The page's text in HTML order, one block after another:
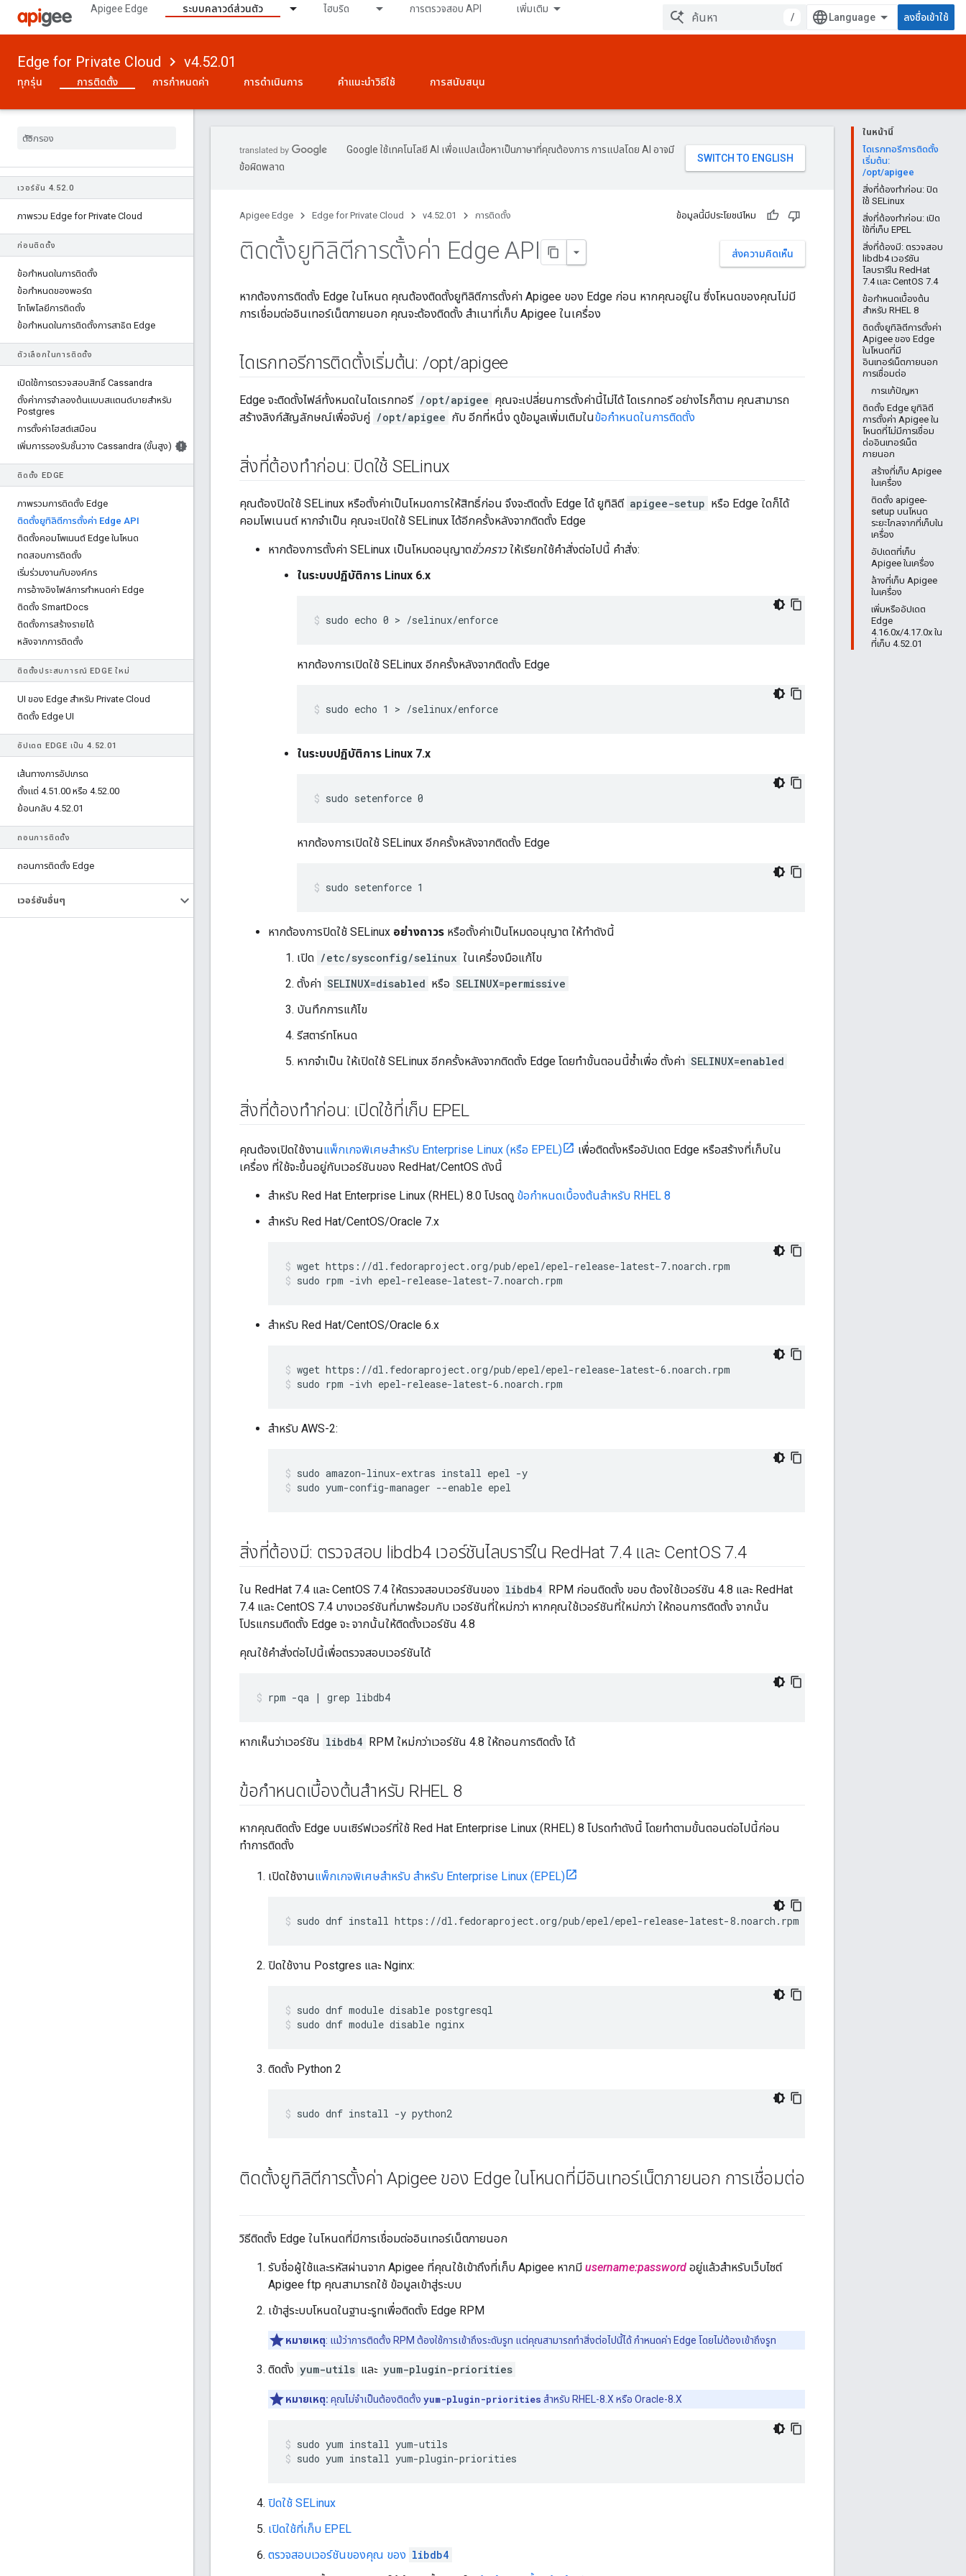
Apigee Edge ระบบคลาวด์ส่วนตัว ไฮบริด การตรวจสอบ API เพิ่มเติม
/ ลงชื่อเข้าใช้
Edge for Private Cloud v4.52.01
ทุกรุ่น การติดตั้ง การกำหนดค่า การดำเนินการ คำแนะนำวิธีใช้ การสนับสนุน
เวอร์ชัน 4. 52.0
ภาพรวม Edge for Private Cloud
ก่อนติดตั้ง
ข้อกําหนดในการติดตั้ง
ข้อกําหนดของพอร์ต
โทโพโลยีการติดตั้ง
ข้อกําหนดในการติดตั้งการสาธิต Edge
ตัวเลือกในการติดตั้ง
เปิดใช้การตรวจสอบสิทธิ์ Cassandra
ตั้งค่าการจําลองต้นแบบสแตนด์บายสําหรับ
Postgres
การตั้งค่าโฮสต์เสมือน
เพิ่มการรองรับชั้นวาง Cassandra (ขั้นสูง)
ติดตั้ง EDGE
ภาพรวมการติดตั้ง Edge
ติดตั้งยูทิลิตีการตั้งค่า Edge API
ติดตั้งคอมโพเนนต์ Edge ในโหนด
ทดสอบการติดตั้ง
เริ่มร่วมงานกับองค์กร
การอ้างอิงไฟล์การกําหนดค่า Edge
ติดตั้ง SmartDocs
ติดตั้งการสร้างรายได้
หลังจากการติดตั้ง
ติดตั้งประสบการณ์ EDGE ใหม่
UI ของ Edge สําหรับ Private Cloud
ติดตั้ง Edge UI
อัปเดต EDGE เป็น 4. 52.01
เส้นทางการอัปเกรด
ตั้งแต่ 4.51 .00 หรือ 4.52.00
ย้อนกลับ 4.52.01
ถอนการติดตั้ง
ถอนการติดตั้ง Edge
เวอร์ชันอื่นๆ
ในหน้านี้
ไดเรกทอรีการติดตั้ง
เริ่มต้น:
/opt/apigee
สิ่งที่ต้องทำก่อน: ปิด
ใช้ SELinux
สิ่งที่ต้องทำก่อน: เปิด
ใช้ที่เก็บ EPEL
สิ่งที่ต้องมี: ตรวจสอบ
libdb4 เวอร์ชัน
ไลบรารีใน RedHat
7.4 และ CentOS 7.4
ข้อกำหนดเบื้องต้น
สำหรับ RHEL 8
ติดตั้งยูทิลิตีการตั้งค่า
Apigee ของ Edge
ในโหนดที่มี
อินเทอร์เน็ตภายนอก
การเชื่อมต่อ
การแก้ปัญหา
ติดตั้ง Edge ยูทิลิตี
การตั้งค่า Apigee ใน
โหนดที่ไม่มีการเชื่อม
ต่ออินเทอร์เน็ต
ภายนอก
สร้างที่เก็บ Apigee
ในเครื่อง
ติดตั้ง apigee-
setup บนโหนด
ระยะไกลจากที่เก็บใน
เครื่อง
อัปเดตที่เก็บ
Apigee ในเครื่อง
ล้างที่เก็บ Apigee
ในเครื่อง
เพิ่มหรืออัปเดต
Edge
4.16.0x/4.17.0x ใน
ที่เก็บ 4.52.01
Google ใช้เทคโนโลยี AI เพื่อแปลเนื้อหาเป็นภาษาที่คุณต้องการ การแปลโดย AI อาจมี
ข้อผิดพลาด
Apigee Edge Edge for Private Cloud v4.52.01 การติดตั้ง ข้อมูลนี้มีประโยชน์ไหม
ส่งความคิดเห็น
ติดตั้งยูทิลิตีการตั้งค่า Edge API
หากต้องการติดตั้ง Edge ในโหนด คุณต้องติดตั้งยูทิลิตีการตั้งค่า Apigee ของ Edge ก่อน หากคุณอยู่ใน ซึ่งโหนดของคุณไม่มี
การเชื่อมต่ออินเทอร์เน็ตภายนอก คุณจะต้องติดตั้ง สำเนาที่เก็บ Apigee ในเครื่อง
ไดเรกทอรีการติดตั้งเริ่มต้น: /opt/apigee
Edge จะติดตั้งไฟล์ทั้งหมดในไดเรกทอรี /opt/apigee คุณจะเปลี่ยนการตั้งค่านี้ไม่ได้ ไดเรกทอรี อย่างไรก็ตาม คุณสามารถ
สร้างลิงก์สัญลักษณ์เพื่อจับคู่ /opt/apigee กับ อีกที่หนึ่ง ดูข้อมูลเพิ่มเติมในข้อกำหนดในการติดตั้ง
สิ่งที่ต้องทำก่อน: ปิดใช้ SELinux
คุณต้องปิดใช้ SELinux หรือตั้งค่าเป็นโหมดการให้สิทธิ์ก่อน จึงจะติดตั้ง Edge ได้ ยูทิลิตี apigee-setup หรือ Edge ใดก็ได้
คอมโพเนนต์ หากจำเป็น คุณจะเปิดใช้ SELinux ได้อีกครั้งหลังจากติดตั้ง Edge
หากต้องการตั้งค่า SELinux เป็นโหมดอนุญาตชั่วคราวให้เรียกใช้คำสั่งต่อไปนี้ คำสั่ง:
ในระบบปฏิบัติการ Linux 6.x
sudo echo 0 > /selinux/enforce
หากต้องการเปิดใช้ SELinux อีกครั้งหลังจากติดตั้ง Edge
sudo echo 1 > /selinux/enforce
ในระบบปฏิบัติการ Linux 7.x
sudo setenforce 0
หากต้องการเปิดใช้ SELinux อีกครั้งหลังจากติดตั้ง Edge
sudo setenforce 1
หากต้องการปิดใช้ SELinux อย่างถาวร หรือตั้งค่าเป็นโหมดอนุญาต ให้ทำดังนี้
เปิด /etc/sysconfig/selinux ในเครื่องมือแก้ไข
ตั้งค่า SELINUX=disabled หรือ SELINUX=permissive
บันทึกการแก้ไข
รีสตาร์ทโหนด
หากจำเป็น ให้เปิดใช้ SELinux อีกครั้งหลังจากติดตั้ง Edge โดยทำขั้นตอนนี้ซ้ำเพื่อ ตั้งค่า SELINUX=enabled
สิ่งที่ต้องทำก่อน: เปิดใช้ที่เก็บ EPEL
คุณต้องเปิดใช้งานแพ็กเกจพิเศษสำหรับ Enterprise Linux (หรือ EPEL)
เพื่อติดตั้งหรืออัปเดต Edge หรือสร้างที่เก็บใน
เครื่อง ที่ใช้จะขึ้นอยู่กับเวอร์ชันของ RedHat/CentOS ดังนี้
สำหรับ Red Hat Enterprise Linux (RHEL) 8.0 โปรดดู ข้อกำหนดเบื้องต้นสำหรับ RHEL 8
สำหรับ Red Hat/CentOS/Oracle 7.x
sudo rpm -ivh epel-release-latest-7.noarch.rpm
สำหรับ Red Hat/CentOS/Oracle 6.x
sudo rpm -ivh epel-release-latest-6.noarch.rpm
สำหรับ AWS-2:
sudo yum-config-manager --enable epel
สิ่งที่ต้องมี: ตรวจสอบ libdb4 เวอร์ชันไลบรารีใน RedHat 7.4 และ CentOS 7.4
ใน RedHat 7.4 และ CentOS 7.4 ให้ตรวจสอบเวอร์ชันของ libdb4 RPM ก่อนติดตั้ง ขอบ ต้องใช้เวอร์ชัน 4.8 และ RedHat
7.4 และ CentOS 7.4 บางเวอร์ชันที่มาพร้อมกับ เวอร์ชันที่ใหม่กว่า หากคุณใช้เวอร์ชันที่ใหม่กว่า ให้ถอนการติดตั้ง จากนั้น
โปรแกรมติดตั้ง Edge จะ จากนั้นให้ติดตั้งเวอร์ชัน 4.8
คุณใช้คำสั่งต่อไปนี้เพื่อตรวจสอบเวอร์ชันได้
rpm -qa | grep libdb4
หากเห็นว่าเวอร์ชัน libdb4 RPM ใหม่กว่าเวอร์ชัน 4.8 ให้ถอนการติดตั้ง ได้
ข้อกำหนดเบื้องต้นสำหรับ RHEL 8
หากคุณติดตั้ง Edge บนเซิร์ฟเวอร์ที่ใช้ Red Hat Enterprise Linux (RHEL) 8 โปรดทำดังนี้ โดยทำตามขั้นตอนต่อไปนี้ก่อน
ทำการติดตั้ง
เปิดใช้งานแพ็กเกจพิเศษสำหรับ สำหรับ Enterprise Linux (EPEL)
sudo dnf install https://dl.fedoraproject.org/pub/epel/epel-release-latest-8.noarch.rpm
ปิดใช้งาน Postgres และ Nginx:
sudo dnf module disable nginx
ติดตั้ง Python 2
sudo dnf install -y python2
ติดตั้งยูทิลิตีการตั้งค่า Apigee ของ Edge ในโหนดที่มีอินเทอร์เน็ตภายนอก การเชื่อมต่อ
วิธีติดตั้ง Edge ในโหนดที่มีการเชื่อมต่ออินเทอร์เน็ตภายนอก
รับชื่อผู้ใช้และรหัสผ่านจาก Apigee ที่คุณใช้เข้าถึงที่เก็บ Apigee หากมี username:password อยู่แล้วสําหรับเว็บไซต์
Apigee ftp คุณสามารถใช้ ข้อมูลเข้าสู่ระบบ
เข้าสู่ระบบโหนดในฐานะรูทเพื่อติดตั้ง Edge RPM
หมายเหตุ: แม้ว่าการติดตั้ง RPM ต้องใช้การเข้าถึงระดับรูท แต่คุณสามารถทำสิ่งต่อไปนี้ได้ กำหนดค่า Edge โดยไม่ต้องเข้าถึงรูท
ติดตั้ง yum-utils และ yum-plugin-priorities
หมายเหตุ: คุณไม่จำเป็นต้องติดตั้ง yum-plugin-priorities สำหรับ RHEL-8.X หรือ Oracle-8.X
sudo yum install yum-plugin-priorities
ปิดใช้ SELinux
เปิดใช้ที่เก็บ EPEL
ตรวจสอบเวอร์ชันของคุณ ของ libdb4